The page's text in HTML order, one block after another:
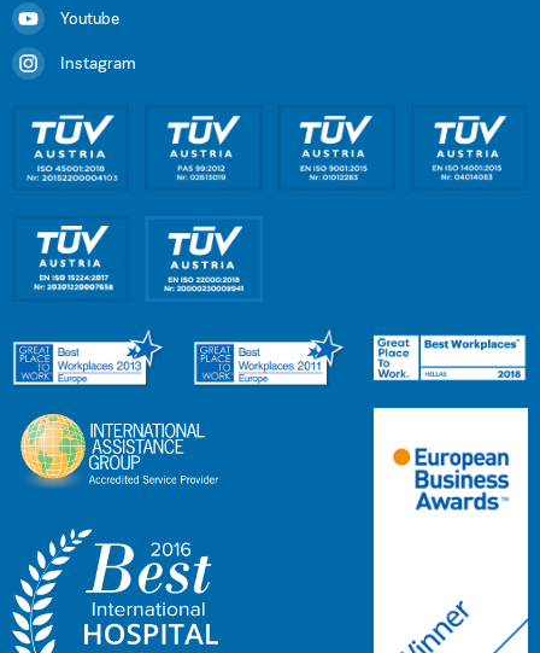
Youtube
Instagram